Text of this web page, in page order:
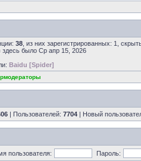
38 , из них зарегистрированных: 1,
здесь было Ср апр 15, 2026
Baidu [Spider]
| Пользователей: 7704 | Новый
пользователя: Пароль: